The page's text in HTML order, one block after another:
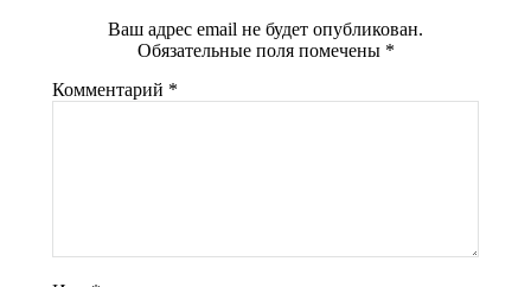
Ваш адрес email не будет опубликован.
Обязательные поля помечены *
Комментарий *